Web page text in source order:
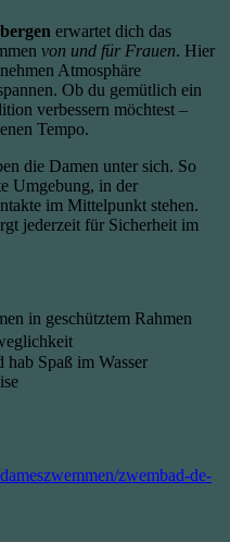
erwartet dich das
von und für Frauen. Hier
Atmosphäre
Ob du gemütlich ein
verbessern möchtest –
Tempo.
die Damen unter sich. So
Umgebung, in der
im Mittelpunkt stehen.
jederzeit für Sicherheit im
in geschütztem Rahmen
Spaß im Wasser
zwembad-de-